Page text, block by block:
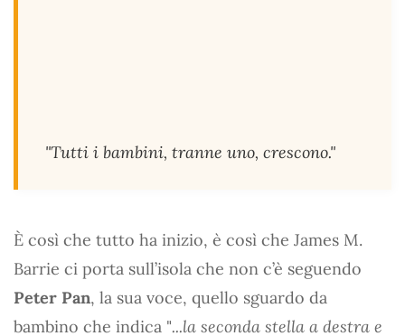
"Tutti i bambini, tranne uno, crescono."
È così che tutto ha inizio, è così che James M.
Barrie ci porta sull’isola che non c’è seguendo
Peter Pan, la sua voce, quello sguardo da
bambino che indica "...la seconda stella a destra e